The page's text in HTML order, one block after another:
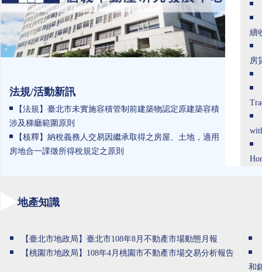
續
房
法規/活動新訊
【法規】臺北市未實施容積管制前建築物認定原建築容積
涉及梯廳範圍原則
【核釋】納稅義務人交易因繼承取得之房屋、土地，適用
房地合一課徵所得稅規定之原則
地產知識
【臺北市地政局】臺北市108年8月不動產市場動態月報
【桃園市地政局】108年4月桃園市不動產市場交易分析報告
和